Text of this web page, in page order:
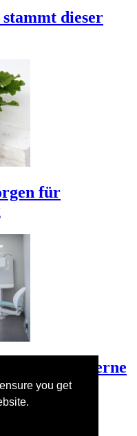
you get
dieser
für
die moderne